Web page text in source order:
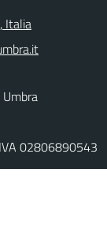
Italia
02806890543